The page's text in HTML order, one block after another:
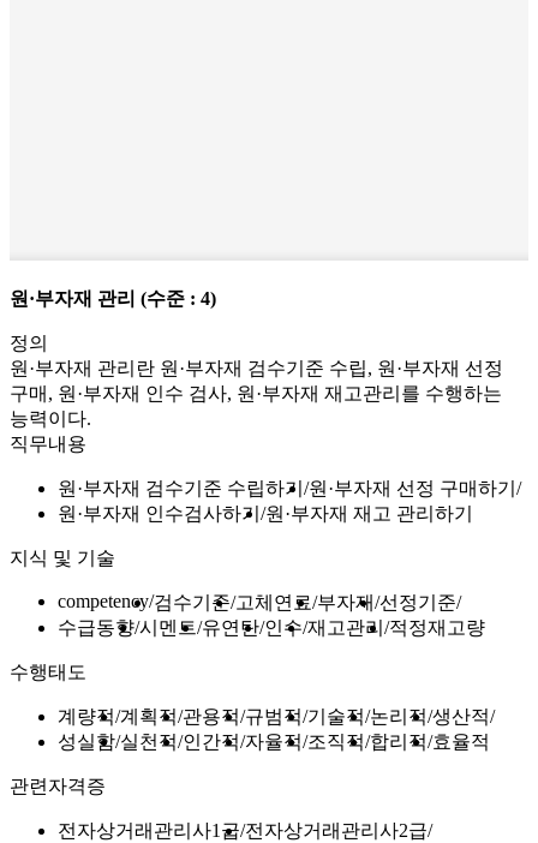
원·부자재 관리 (수준 : 4)
정의
원·부자재 관리란 원·부자재 검수기준 수립, 원·부자재 선정
구매, 원·부자재 인수 검사, 원·부자재 재고관리를 수행하는
능력이다.
직무내용
원·부자재 검수기준 수립하기
원·부자재 선정 구매하기
원·부자재 인수검사하기
원·부자재 재고 관리하기
지식 및 기술
competency 검수기준 고체연료 부자재 선정기준
수급동향 시멘트 유연탄 인수 재고관리 적정재고량
수행태도
계량적 계획적 관용적 규범적 기술적 논리적 생산적
성실함 실천적 인간적 자율적 조직적 합리적 효율적
관련자격증
전자상거래관리사1급 전자상거래관리사2급